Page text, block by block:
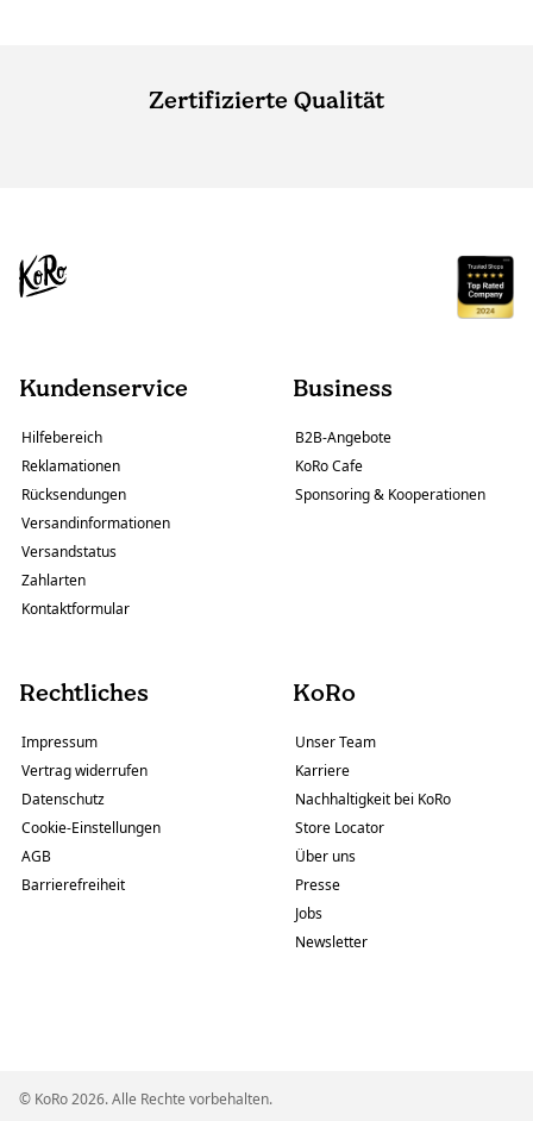
Zertifizierte Qualität
Kundenservice
Hilfebereich
Reklamationen
Rücksendungen
Versandinformationen
Versandstatus
Zahlarten
Kontaktformular
Business
B2B-Angebote
KoRo Cafe
Sponsoring & Kooperationen
Rechtliches
Impressum
Vertrag widerrufen
Datenschutz
Cookie-Einstellungen
AGB
Barrierefreiheit
KoRo
Unser Team
Karriere
Nachhaltigkeit bei KoRo
Store Locator
Über uns
Presse
Jobs
Newsletter
© KoRo 2026. Alle Rechte vorbehalten.